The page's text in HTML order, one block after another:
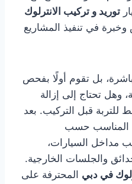
توريد و تركيب الانترلوك
في تنفيذ المشاريع
بل تقوم أولًا بفحص
وهل تحتاج إلى إزالة
للتربة قبل التركيب. بعد
المناسب حسب
مداخل السيارات،
والجلسات الخارجية.
في دبي المحترفة على